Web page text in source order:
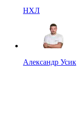
НХЛ
Александр Усик